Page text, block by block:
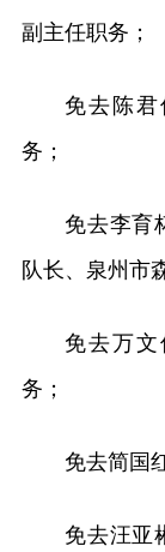
副主任职务；
免去陈
务；
免去李育
队长、泉州市
免去万
务；
免去简国
免去汪亚